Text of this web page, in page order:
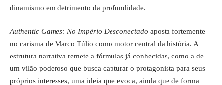
dinamismo em detrimento da profundidade.
Authentic Games: No Império Desconectado aposta fortemente
no carisma de Marco Túlio como motor central da história. A
estrutura narrativa remete a fórmulas já conhecidas, como a de
um vilão poderoso que busca capturar o protagonista para seus
próprios interesses, uma ideia que evoca, ainda que de forma